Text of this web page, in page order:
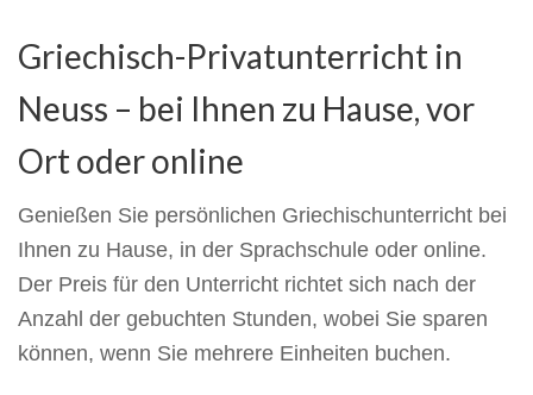
Griechisch-Privatunterricht in
Neuss – bei Ihnen zu Hause, vor
Ort oder online
Genießen Sie persönlichen Griechischunterricht bei
Ihnen zu Hause, in der Sprachschule oder online.
Der Preis für den Unterricht richtet sich nach der
Anzahl der gebuchten Stunden, wobei Sie sparen
können, wenn Sie mehrere Einheiten buchen.